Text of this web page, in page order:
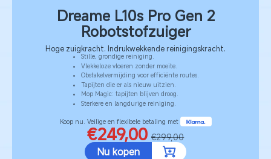
Dreame L10s Pro Gen 2
Robotstofzuiger
Hoge zuigkracht. Indrukwekkende reinigingskracht.
Stille, grondige reiniging.
Vlekkeloze vloeren zonder moeite.
Obstakelvermijding voor efficiënte routes.
Tapijten die er als nieuw uitzien.
Mop Magic: tapijten blijven droog.
Sterkere en langdurige reiniging.
Koop nu. Veilige en flexibele betaling met
€249,00 €299,00
Nu kopen